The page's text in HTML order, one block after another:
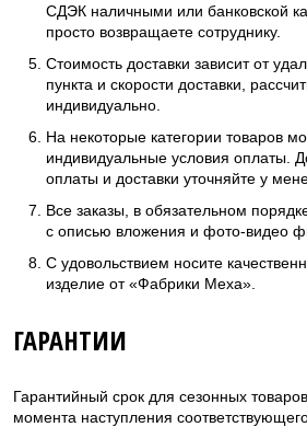
СДЭК наличными или банковской
просто возвращаете сотруднику.
Стоимость доставки зависит от
пункта и скорости доставки,
индивидуально.
На некоторые категории товаров
индивидуальные условия оплаты.
оплаты и доставки уточняйте у
Все заказы, в обязательном
с описью вложения и фото-видео
С удовольствием носите
изделие от «Фабрики Меха».
ГАРАНТИИ
Гарантийный срок для сезонных
момента наступления